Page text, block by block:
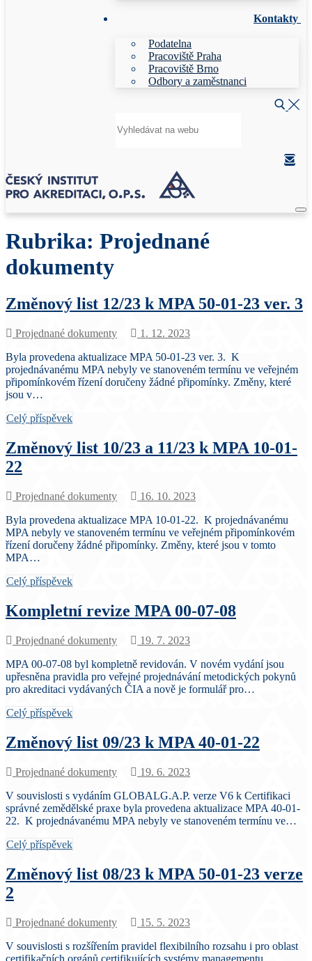
Kontakty
Podatelna
Pracoviště Praha
Pracoviště Brno
Odbory a zaměstnanci
Rubrika: Projednané
dokumenty
Změnový list 12/23 k MPA 50-01-23 ver. 3
Projednané dokumenty
1. 12. 2023
Byla provedena aktualizace MPA 50-01-23 ver. 3. K
projednávanému MPA nebyly ve stanoveném termínu ve veřejném
připomínkovém řízení doručeny žádné připomínky. Změny, které
jsou v…
Celý příspěvek
Změnový list 10/23 a 11/23 k MPA 10-01-
22
Projednané dokumenty
16. 10. 2023
Byla provedena aktualizace MPA 10-01-22. K projednávanému
MPA nebyly ve stanoveném termínu ve veřejném připomínkovém
řízení doručeny žádné připomínky. Změny, které jsou v tomto
MPA…
Celý příspěvek
Kompletní revize MPA 00-07-08
Projednané dokumenty
19. 7. 2023
MPA 00-07-08 byl kompletně revidován. V novém vydání jsou
upřesněna pravidla pro veřejné projednávání metodických pokynů
pro akreditaci vydávaných ČIA a nově je formulář pro…
Celý příspěvek
Změnový list 09/23 k MPA 40-01-22
Projednané dokumenty
19. 6. 2023
V souvislosti s vydáním GLOBALG.A.P. verze V6 k Certifikaci
správné zemědělské praxe byla provedena aktualizace MPA 40-01-
22. K projednávanému MPA nebyly ve stanoveném termínu ve…
Celý příspěvek
Změnový list 08/23 k MPA 50-01-23 verze
2
Projednané dokumenty
15. 5. 2023
V souvislosti s rozšířením pravidel flexibilního rozsahu i pro oblast
certifikačních orgánů certifikujících systémy managementu